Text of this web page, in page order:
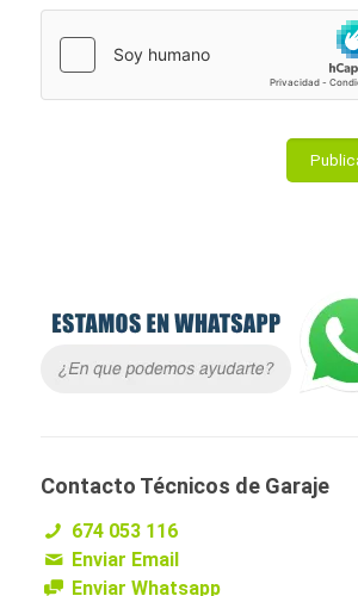
Contacto Técnicos de Garaje
674 053 116
Enviar Email
Enviar Whatsapp